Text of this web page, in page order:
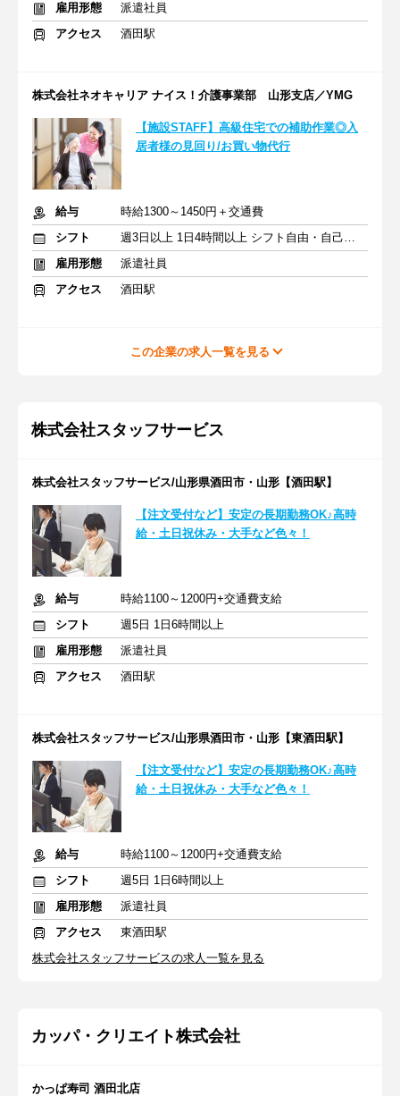
雇用形態
派遣社員
アクセス
酒田駅
株式会社ネオキャリア ナイス！介護事業部 山形支店／YMG
【施設STAFF】高級住宅での補助作業◎入
居者様の見回り/お買い物代行
給与
時給1300～1450円＋交通費
シフト
週3日以上 1日4時間以上 シフト自由・自己申告
雇用形態
派遣社員
アクセス
酒田駅
この企業の求人一覧を見る
株式会社スタッフサービス
株式会社スタッフサービス/山形県酒田市・山形【酒田駅】
【注文受付など】安定の長期勤務OK♪高時
給・土日祝休み・大手など色々！
給与
時給1100～1200円+交通費支給
シフト
週5日 1日6時間以上
雇用形態
派遣社員
アクセス
酒田駅
株式会社スタッフサービス/山形県酒田市・山形【東酒田駅】
【注文受付など】安定の長期勤務OK♪高時
給・土日祝休み・大手など色々！
給与
時給1100～1200円+交通費支給
シフト
週5日 1日6時間以上
雇用形態
派遣社員
アクセス
東酒田駅
株式会社スタッフサービスの求人一覧を見る
カッパ・クリエイト株式会社
かっぱ寿司 酒田北店